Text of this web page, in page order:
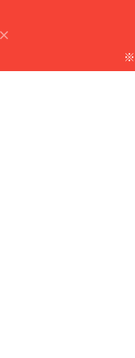
※